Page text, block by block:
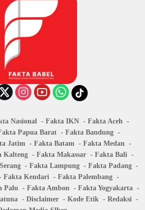
Nasional Fakta IKN
Fakta Aceh
Papua Barat
Fakta Bandung
Jatim Fakta Batam
Fakta Medan
Kalteng Fakta Makassar
Fakta Bali
Fakta Lampung
Fakta Padang
Fakta Kendari
Fakta Palembang
Palu Fakta Ambon
Fakta Yogyakarta
Disclaimer Kode Etik
Redaksi